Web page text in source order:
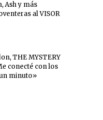
Ash y más
al VISOR
THE MYSTERY
conecté con los
minuto»